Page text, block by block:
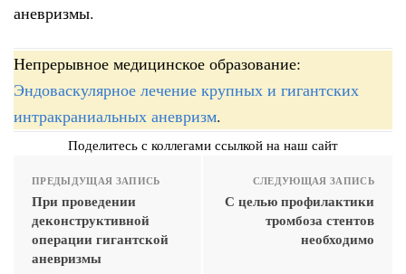
аневризмы.
Непрерывное медицинское образование:
Эндоваскулярное лечение крупных и гигантских
интракраниальных аневризм.
Поделитесь с коллегами ссылкой на наш сайт
ПРЕДЫДУЩАЯ ЗАПИСЬ
При проведении
деконструктивной
операции гигантской
аневризмы
СЛЕДУЮЩАЯ ЗАПИСЬ
С целью профилактики
тромбоза стентов
необходимо